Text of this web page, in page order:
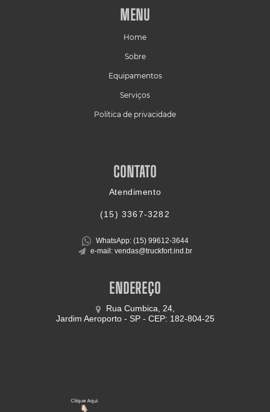
MENU
Home
Sobre
Equipamentos
Serviços
Política de privacidade
CONTATO
Atendimento
(15)3367-3282
WhatsApp: (15) 99612-3644
e-mail: vendas@truckfort.ind.br
ENDEREÇO
Rua Cumbica, 24,
Jardim Aeroporto - SP - CEP: 182-804-25